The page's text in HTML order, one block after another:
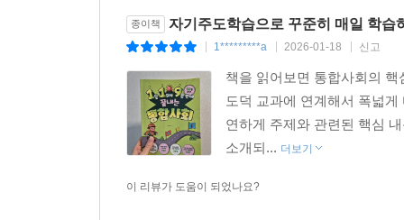
종이책 자기주도학습으로 꾸준히 매일 학습
1*********a 2026-01-18 신고
책을 읽어보면 통합사회의
도덕 교과에 연계해서 폭넓
연하게 주제와 관련된 핵심
소개되... 더보기
이 리뷰가 도움이 되었나요?